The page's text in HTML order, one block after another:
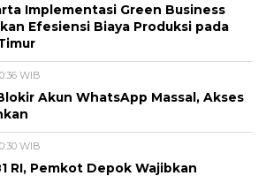
Implementasi Green Business
Efesiensi Biaya Produksi pada
WIB
Akun WhatsApp Massal, Akses
WIB
RI, Pemkot Depok Wajibkan